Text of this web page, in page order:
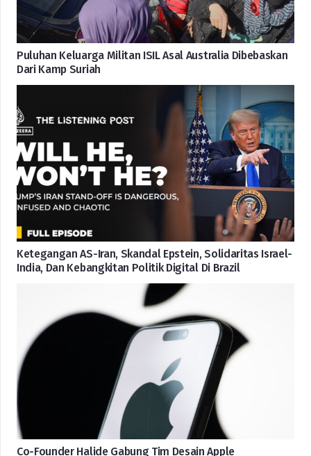
Puluhan Keluarga Militan ISIL Asal Australia Dibebaskan
Dari Kamp Suriah
Ketegangan AS-Iran, Skandal Epstein, Solidaritas Israel-
India, Dan Kebangkitan Politik Digital Di Brazil
Co-Founder Halide Gabung Tim Desain Apple